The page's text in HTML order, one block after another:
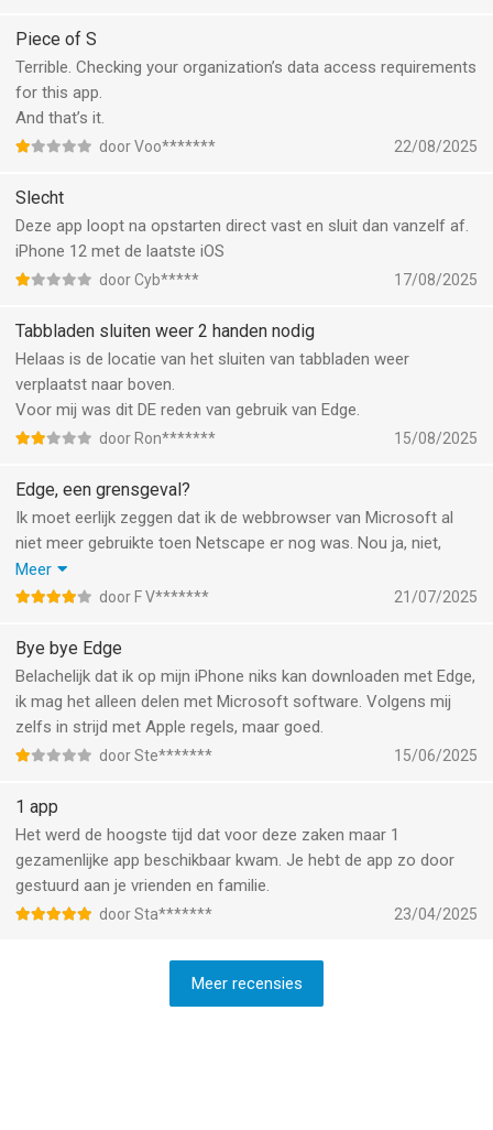
Piece of S
Terrible. Checking your organization’s data access requirements
for this app.
And that’s it.
door Voo******* 22/08/2025
Slecht
Deze app loopt na opstarten direct vast en sluit dan vanzelf af.
iPhone 12 met de laatste iOS
door Cyb***** 17/08/2025
Tabbladen sluiten weer 2 handen nodig
Helaas is de locatie van het sluiten van tabbladen weer
verplaatst naar boven.
Voor mij was dit DE reden van gebruik van Edge.
door Ron******* 15/08/2025
Edge, een grensgeval?
Ik moet eerlijk zeggen dat ik de webbrowser van Microsoft al
niet meer gebruikte toen Netscape er nog was. Nou ja, niet,
Internet Explorer zat natuurlijk meegebakken in Windows, maar
als je gewerkt heb met Apple Macintosh, was Windows maar
allemaal niet, dat was klik&gaan. En ik heb het overleefd, een
bestaan in de wereld van nullen en éénen zonder Ramen en
zonder internet Ontdekker. Maar ja, tegenwoordig is er Rand,
kijken of dat wat is...
Meer
door F V******* 21/07/2025
Bye bye Edge
Belachelijk dat ik op mijn iPhone niks kan downloaden met Edge,
ik mag het alleen delen met Microsoft software. Volgens mij
zelfs in strijd met Apple regels, maar goed.
door Ste******* 15/06/2025
1 app
Het werd de hoogste tijd dat voor deze zaken maar 1
gezamenlijke app beschikbaar kwam. Je hebt de app zo door
gestuurd aan je vrienden en familie.
door Sta******* 23/04/2025
Meer recensies